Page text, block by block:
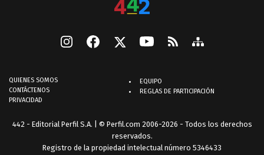
QUIENES SOMOS
CONTÁCTENOS
PRIVACIDAD
EQUIPO
REGLAS DE PARTICIPACIÓN
442 - Editorial Perfil S.A. | © Perfil.com 2006-2026 - Todos los derechos
reservados.
Registro de la propiedad intelectual número 5346433